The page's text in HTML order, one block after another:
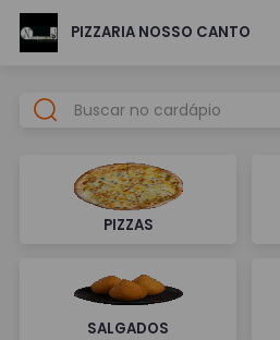
PIZZARIA NOSSO CANTO
PIZZAS
SALGADOS